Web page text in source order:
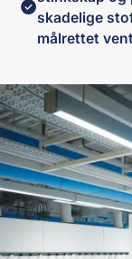
skadelige
målrettet